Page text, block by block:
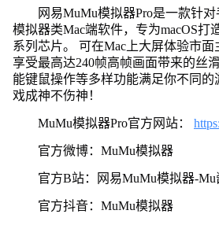
网易MuMu模拟器Pro是一款针
模拟器类Mac端软件，专为macOS打
系列芯片。 可在Mac上大屏体验市面
享受最高达240帧高帧画面带来的丝
能键鼠操作等多样功能满足你不同
戏成神不伤神！
MuMu模拟器Pro官方网站：
官方微博：MuMu模拟器
官方B站：网易MuMu模拟器-Mu
官方抖音：MuMu模拟器